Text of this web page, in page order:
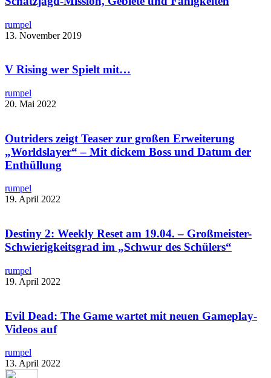
rumpel
13. November 2019
V Rising wer Spielt mit…
rumpel
20. Mai 2022
Outriders zeigt Teaser zur großen Erweiterung
„Worldslayer“ – Mit dickem Boss und Datum der
Enthüllung
rumpel
19. April 2022
Destiny 2: Weekly Reset am 19.04. – Großmeister-
Schwierigkeitsgrad im „Schwur des Schülers“
rumpel
19. April 2022
Evil Dead: The Game wartet mit neuen Gameplay-
Videos auf
rumpel
13. April 2022